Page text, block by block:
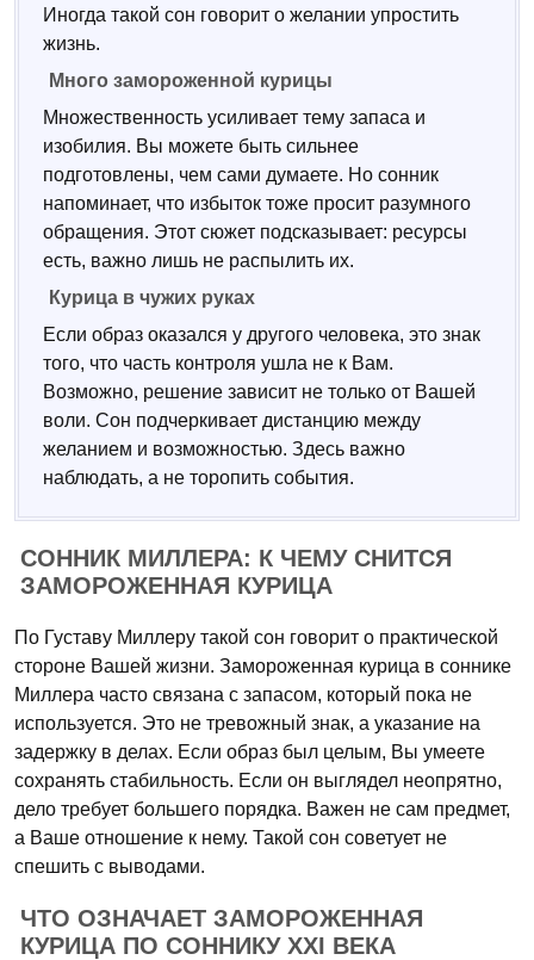
Иногда такой сон говорит о желании упростить
жизнь.
Много замороженной курицы
Множественность усиливает тему запаса и
изобилия. Вы можете быть сильнее
подготовлены, чем сами думаете. Но сонник
напоминает, что избыток тоже просит разумного
обращения. Этот сюжет подсказывает: ресурсы
есть, важно лишь не распылить их.
Курица в чужих руках
Если образ оказался у другого человека, это знак
того, что часть контроля ушла не к Вам.
Возможно, решение зависит не только от Вашей
воли. Сон подчеркивает дистанцию между
желанием и возможностью. Здесь важно
наблюдать, а не торопить события.
СОННИК МИЛЛЕРА: К ЧЕМУ СНИТСЯ
ЗАМОРОЖЕННАЯ КУРИЦА
По Густаву Миллеру такой сон говорит о практической
стороне Вашей жизни. Замороженная курица в соннике
Миллера часто связана с запасом, который пока не
используется. Это не тревожный знак, а указание на
задержку в делах. Если образ был целым, Вы умеете
сохранять стабильность. Если он выглядел неопрятно,
дело требует большего порядка. Важен не сам предмет,
а Ваше отношение к нему. Такой сон советует не
спешить с выводами.
ЧТО ОЗНАЧАЕТ ЗАМОРОЖЕННАЯ
КУРИЦА ПО СОННИКУ XXI ВЕКА